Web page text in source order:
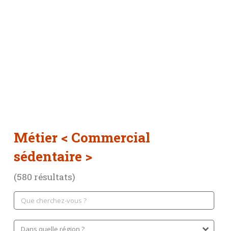
Métier < Commercial
sédentaire >
(580 résultats)